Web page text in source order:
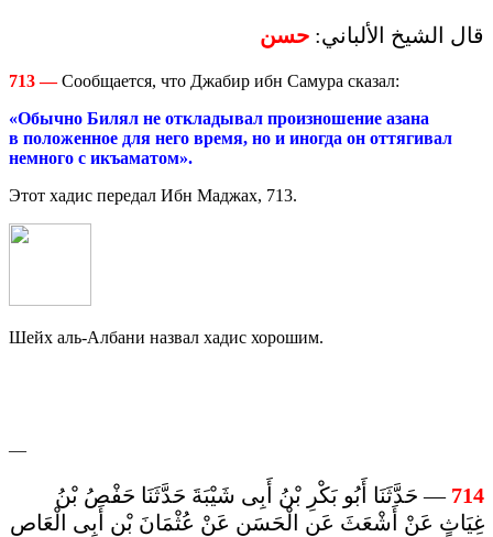
قال الشيخ الألباني: حسن
713 — Сообщается, что Джабир ибн Самура сказал:
«Обычно Билял не откладывал произношение азана
в положенное для него время, но и иногда он оттягивал
немного с икъаматом».
Этот хадис передал Ибн Маджах, 713.
Шейх аль-Албани назвал хадис хорошим.
—
714 — حَدَّثَنَا أَبُو بَكْرِ بْنُ أَبِى شَيْبَةَ حَدَّثَنَا حَفْصُ بْنُ
غِيَاثٍ عَنْ أَشْعَثَ عَنِ الْحَسَنِ عَنْ عُثْمَانَ بْنِ أَبِى الْعَاصِ